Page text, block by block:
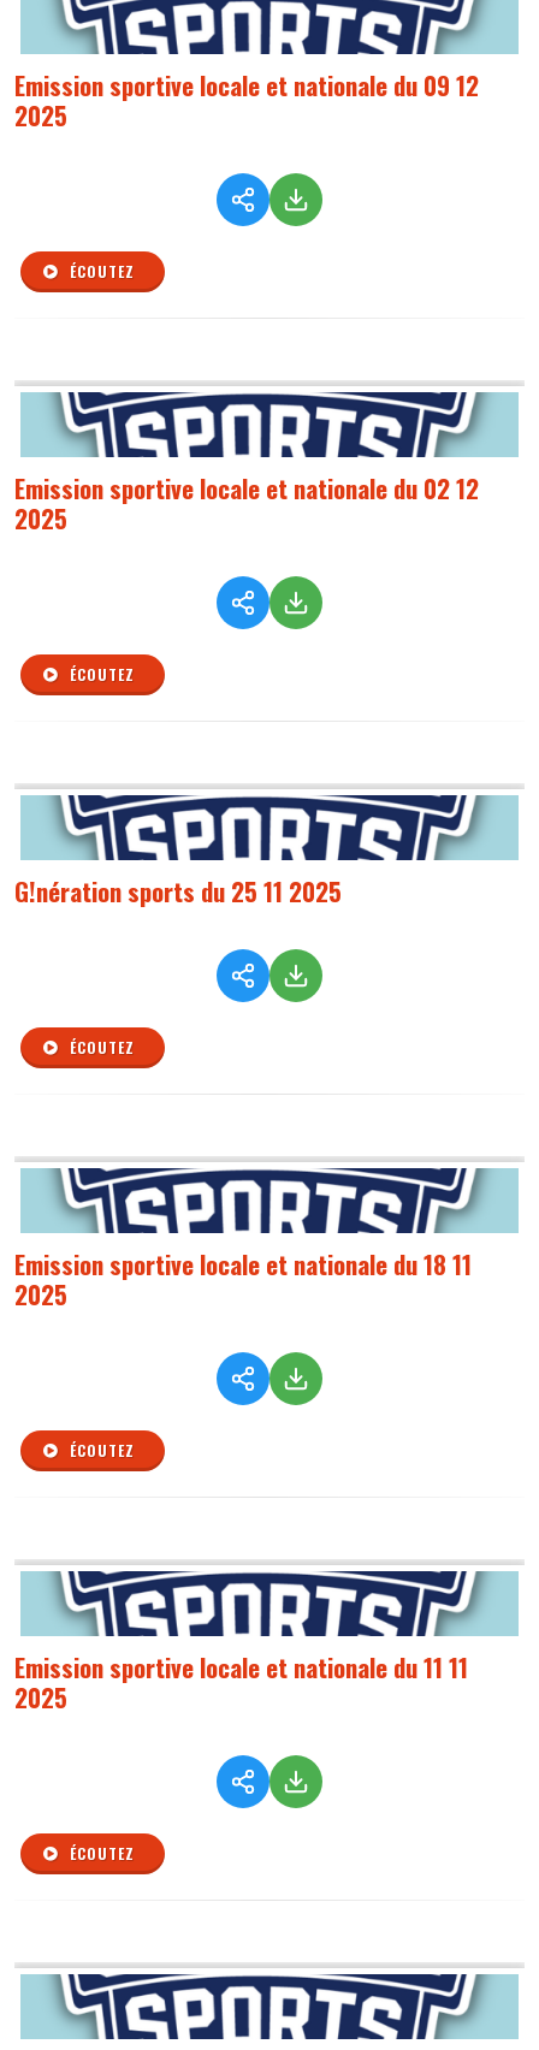
Emission sportive locale et nationale du 09 12
2025
ÉCOUTEZ
Emission sportive locale et nationale du 02 12
2025
ÉCOUTEZ
G!nération sports du 25 11 2025
ÉCOUTEZ
Emission sportive locale et nationale du 18 11
2025
ÉCOUTEZ
Emission sportive locale et nationale du 11 11
2025
ÉCOUTEZ